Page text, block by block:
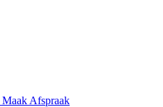
Maak Afspraak